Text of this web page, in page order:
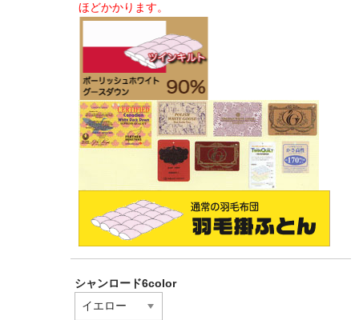
ほどかかります。
シャンロード6color